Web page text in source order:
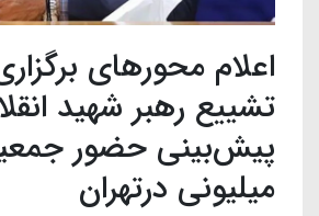
اعلام محورهای
تشییع رهبر شهید
میلیونی درتهران